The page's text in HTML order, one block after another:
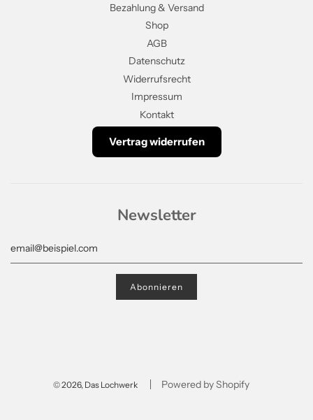
Bezahlung & Versand
Shop
AGB
Datenschutz
Widerrufsrecht
Impressum
Kontakt
Vertrag widerrufen
Newsletter
© 2026, Das Lochwerk Powered by Shopify